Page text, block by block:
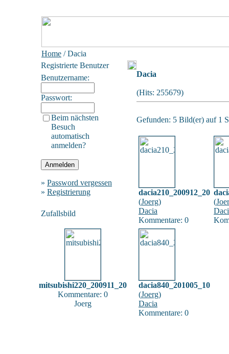
Home / Dacia
Registrierte Benutzer
Benutzername:
Passwort:
Beim nächsten
Besuch
automatisch
anmelden?
» Password vergessen
» Registrierung
Zufallsbild
mitsubishi220_200911_20
Kommentare: 0
Joerg
Dacia
(Hits: 255679)
Gefunden: 5 Bild(er) auf 1
dacia210_200912_20
(Joerg)
Dacia
Kommentare: 0
(
dacia840_201005_10
(Joerg)
Dacia
Kommentare: 0